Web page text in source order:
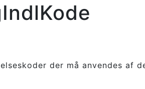
der må anvendes af